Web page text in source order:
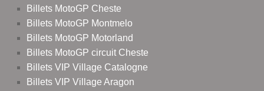
Billets MotoGP Cheste
Billets MotoGP Montmelo
Billets MotoGP Motorland
Billets MotoGP circuit Cheste
Billets VIP Village Catalogne
Billets VIP Village Aragon